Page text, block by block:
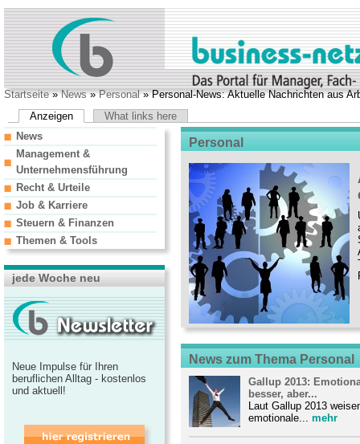
Startseite»News»Personal» Personal-News: Aktuelle Nachrichten aus
Anzeigen
What links here
Personal
News zum Thema Personal
Gallup 2013:
besser, aber...
Laut Gallup 2013
emotionale... mehr
News
Management &
Unternehmensführung
Recht & Urteile
Job & Karriere
Steuern & Finanzen
Themen & Tools
jede Woche neu
Neue Impulse für Ihren
beruflichen Alltag - kostenlos
und aktuell!